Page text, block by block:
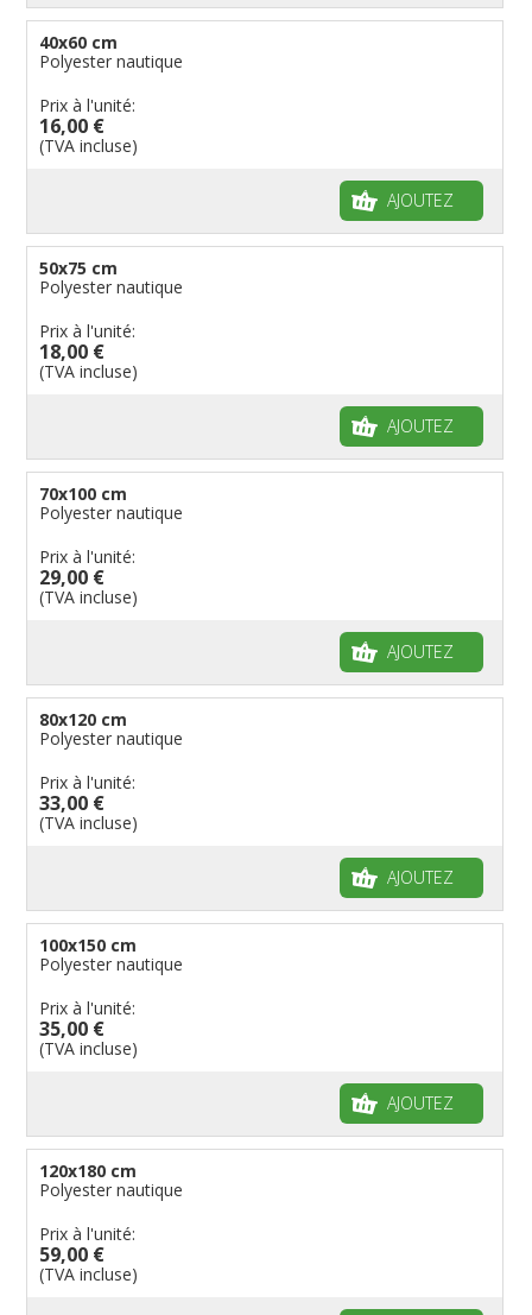
40x60 cm
Polyester nautique
Prix à l'unité:
16,00 €
(TVA incluse)
AJOUTEZ
50x75 cm
Polyester nautique
Prix à l'unité:
18,00 €
(TVA incluse)
AJOUTEZ
70x100 cm
Polyester nautique
Prix à l'unité:
29,00 €
(TVA incluse)
AJOUTEZ
80x120 cm
Polyester nautique
Prix à l'unité:
33,00 €
(TVA incluse)
AJOUTEZ
100x150 cm
Polyester nautique
Prix à l'unité:
35,00 €
(TVA incluse)
AJOUTEZ
120x180 cm
Polyester nautique
Prix à l'unité:
59,00 €
(TVA incluse)